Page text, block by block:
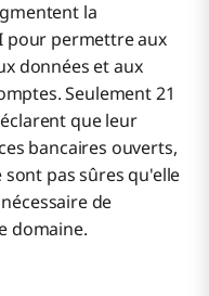
la
pour permettre aux
données et aux
Seulement 21
que leur
bancaires ouverts,
pas sûres qu'elle
de
domaine.